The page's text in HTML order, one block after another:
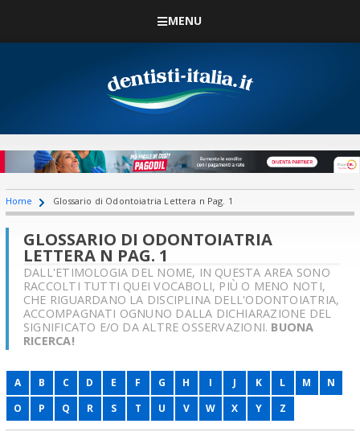
MENU
Home Glossario di Odontoiatria Lettera n Pag. 1
GLOSSARIO DI ODONTOIATRIA
LETTERA N PAG. 1
DALL'ETIMOLOGIA DEL NOME, IN QUESTA AREA SONO
RACCOLTI TUTTI QUEI VOCABOLI, PIÙ O MENO NOTI,
CHE RIGUARDANO LA DISCIPLINA DELL'ODONTOIATRIA,
ACCOMPAGNATI OGNUNO DALLA DICHIARAZIONE DEL
SIGNIFICATO E/O DA ALTRE OSSERVAZIONI. BUONA
RICERCA!
A B C D E F G H I J K L M
N
O
P Q R S T U V W X Y Z